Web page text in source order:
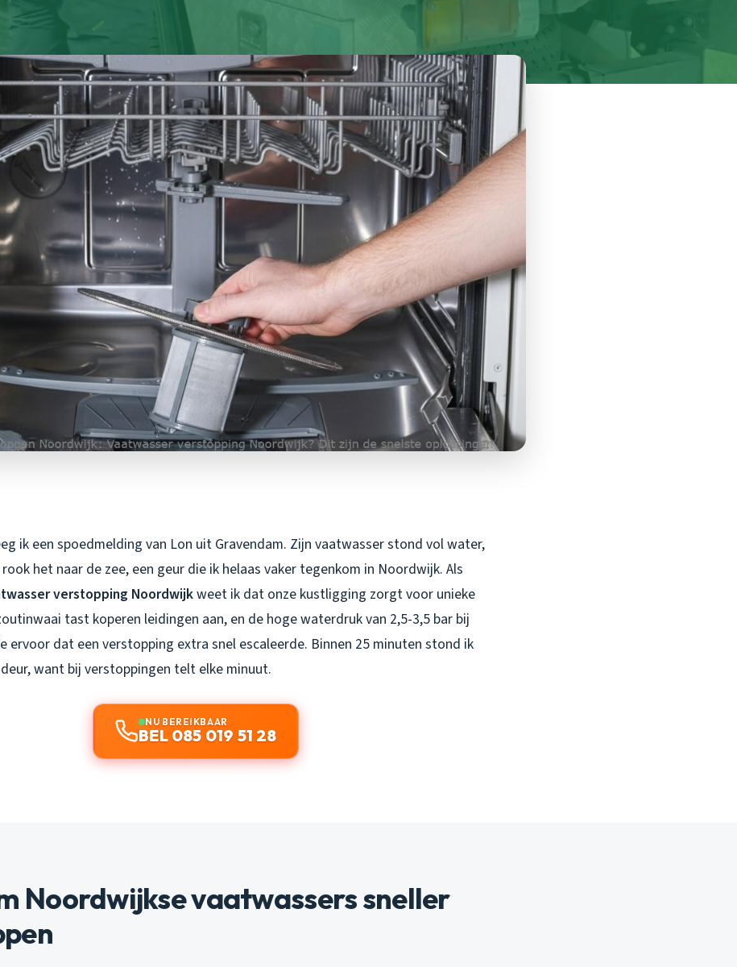
ik een spoedmelding van Lon uit Gravendam. Zijn vaatwasser stond vol water,
het naar de zee, een geur die ik helaas vaker tegenkom in Noordwijk. Als
verstopping Noordwijkweet ik dat onze kustligging zorgt voor unieke
tast koperen leidingen aan, en de hoge waterdruk van 2,5-3,5 bar bij
ervoor dat een verstopping extra snel escaleerde. Binnen 25 minuten stond ik
want bij verstoppingen telt elke minuut.
NU BEREIKBAAR
BEL 085 019 51 28
Noordwijkse vaatwassers sneller